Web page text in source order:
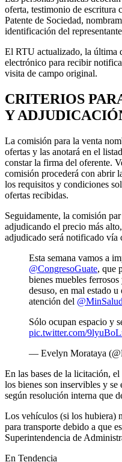
oferta, testimonio de escritura
Patente de Sociedad,
identificación del
El RTU actualizado, la última
electrónico para recibir
visita de campo original.
CRITERIOS
Y
La comisión para la venta
ofertas y las anotará en el
constar la firma del oferente.
comisión procederá con abrir
los requisitos y condiciones
ofertas recibidas.
Seguidamente, la comisión
adjudicando el precio más
adjudicado será notificado vía
Esta semana vamos a
@CongresoGuate, que
bienes muebles
desuso, en mal estado
atención del
Sólo ocupan espacio y
pic.twitter.com/
— Evelyn Morataya
En las bases de la licitación,
los bienes son inservibles y se
según resolución interna que
Los vehículos (si los hubiera)
para transporte debido a que
Superintendencia de
En Tendencia